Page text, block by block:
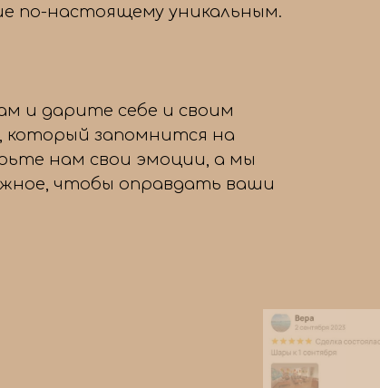
по-настоящему уникальным.
и дарите себе и своим
который запомнится на
нам свои эмоции, а мы
чтобы оправдать ваши